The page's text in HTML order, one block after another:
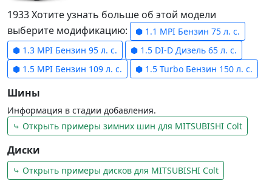
1933 Хотите узнать больше об этой модели
выберите модификацию:
⬢ 1.1 MPI Бензин 75 л. с.
⬢ 1.3 MPI Бензин 95 л. с.
⬢ 1.5 DI-D Дизель 65 л. с.
⬢ 1.5 MPI Бензин 109 л. с.
⬢ 1.5 Turbo Бензин 150 л. с.
Шины
Информация в стадии добавления.
⤷ Открыть примеры зимних шин для MITSUBISHI Colt
Диски
⤷ Открыть примеры дисков для MITSUBISHI Colt